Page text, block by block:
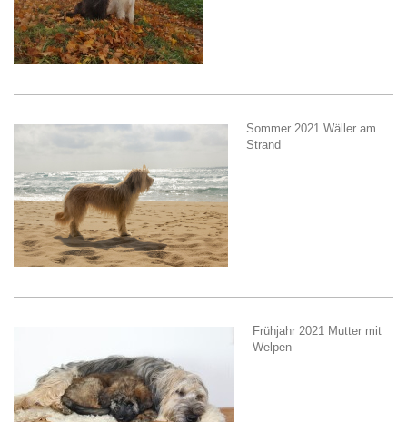
Sommer 2021 Wäller am
Strand
Frühjahr 2021 Mutter mit
Welpen